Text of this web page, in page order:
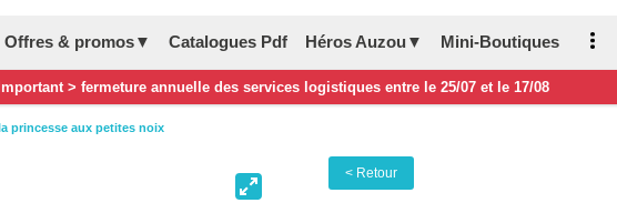
Offres & promos▼ Catalogues Pdf Héros Auzou▼ Mini-Boutiques
Important > fermeture annuelle des services logistiques entre le 25/07 et le 17/08
la princesse aux petites noix
< Retour